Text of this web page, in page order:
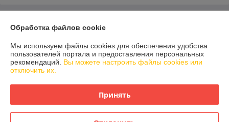
Контакты
Доставка и оплата
Обработка файлов cookie
Мы используем файлы cookies для обеспечения удобства
пользователей портала и предоставления персональных
рекомендаций. Вы можете настроить файлы cookies или
отключить их.
Принять